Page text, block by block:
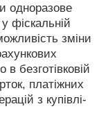
одноразове
фіскальній
зміни
в безготівковій
платіжних
з купівлі-